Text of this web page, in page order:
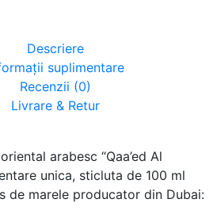
Descriere
suplimentare
Recenzii (0)
Livrare & Retur
arabesc “Qaa’ed Al
unica, sticluta de 100 ml
de marele producator din Dubai: